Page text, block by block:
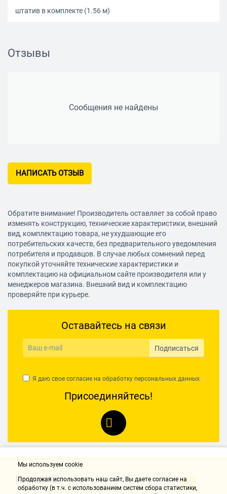
штатив в комплекте (1.56 м)
Отзывы
Сообщения не найдены
НАПИСАТЬ ОТЗЫВ
Обратите внимание! Производитель оставляет за собой право
изменять конструкцию, технические характеристики, внешний
вид, комплектацию товара, не ухудшающие его
потребительских качеств, без предварительного уведомления
потребителя и продавцов. В случае любых сомнений перед
покупкой уточняйте технические характеристики и
комплектацию на официальном сайте производителя или у
менеджеров магазина. Внешний вид и комплектацию
проверяйте при курьере.
Оставайтесь на связи
Подписаться
Я даю свое согласие на обработку персональных данных
Присоединяйтесь!
Контакты
Мы используем cookie
Продолжая использовать наш cайт, Вы даете согласие на
обработку (в т.ч. с использованием систем сбора статистики,